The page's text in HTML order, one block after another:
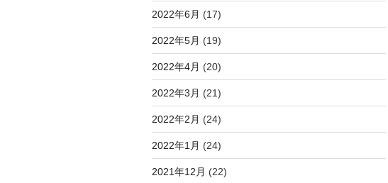
2022年6月 (17)
2022年5月 (19)
2022年4月 (20)
2022年3月 (21)
2022年2月 (24)
2022年1月 (24)
2021年12月 (22)